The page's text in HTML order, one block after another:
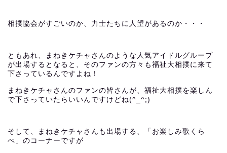
相撲協会がすごいのか、力士たちに人望があるのか・・・
ともあれ、まねきケチャさんのような人気アイドルグループ
が出場するとなると、そのファンの方々も福祉大相撲に来て
下さっているんですよね！
まねきケチャさんのファンの皆さんが、福祉大相撲を楽しん
で下さっていたらいいんですけどね(^_^;)
そして、まねきケチャさんも出場する、「お楽しみ歌くら
べ」のコーナーですが